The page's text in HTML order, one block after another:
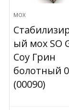
МОХ
ый мох SO
Соу Грин
болотный
(00090)